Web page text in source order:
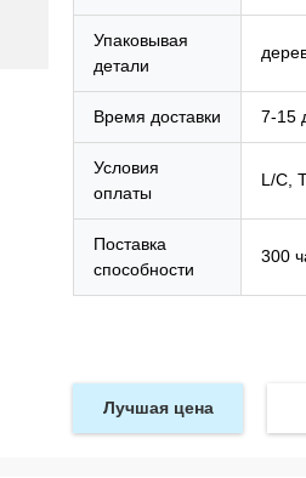
Упаковывая
детали
Время доставки 7-15
Условия
оплаты
L/C,
Поставка
способности
300
Лучшая цена